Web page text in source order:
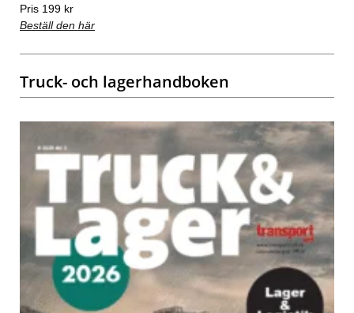
Pris 199 kr
Beställ den här
Truck- och lagerhandboken